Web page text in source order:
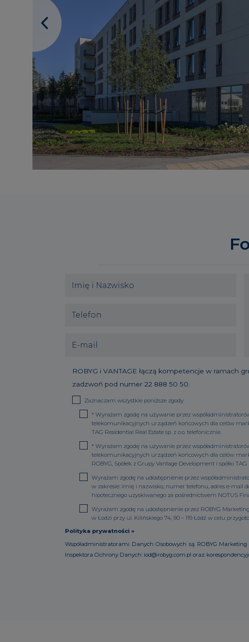
ROBYG i VANTAGE łączą kompetencje w ramach
zadzwoń pod numer 22 888 50 50
Zaznaczam wszystkie poniższe zgody
* Wyrażam zgodę na używanie przez
telekomunikacyjnych urządzeń końcowych dla celów
TAG Residential Real Estate sp. z o.o. telefonicznie.
* Wyrażam zgodę na używanie przez
telekomunikacyjnych urządzeń końcowych dla celów
ROBYG, Spółek z Grupy Vantage Development i spółki TAG
Wyrażam zgodę na udostępnienie przez
w zakresie: imię i nazwisko, numer telefonu, adres e-mail
hipotecznego uzyskiwanego za pośrednictwem NOTUS
Wyrażam zgodę na udostępnienie przez ROBYG
w Łodzi przy ul. Kilińskiego 74, 90 – 119 Łódź w celu
Polityka prywatności »
Współadministratorami Danych Osobowych są ROBYG
Inspektora Ochrony Danych: iod@robyg.com.pl oraz